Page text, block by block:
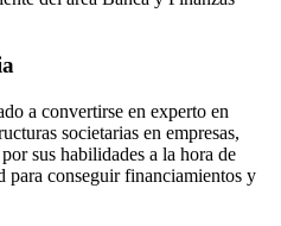
a convertirse en experto en
societarias en empresas,
sus habilidades a la hora de
para conseguir financiamientos y